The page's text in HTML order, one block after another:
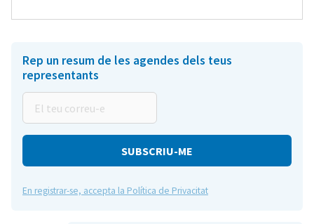
Rep un resum de les agendes dels teus
representants
teu
correu-
En registrar-se, accepta la Política de Privacitat